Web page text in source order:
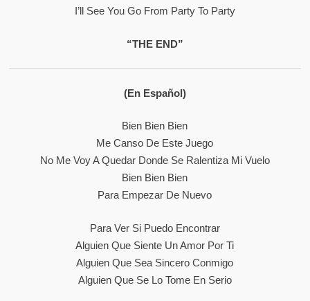
I’ll See You Go From Party To Party
“THE END”
(En Español)
Bien Bien Bien
Me Canso De Este Juego
No Me Voy A Quedar Donde Se Ralentiza Mi Vuelo
Bien Bien Bien
Para Empezar De Nuevo
Para Ver Si Puedo Encontrar
Alguien Que Siente Un Amor Por Ti
Alguien Que Sea Sincero Conmigo
Alguien Que Se Lo Tome En Serio